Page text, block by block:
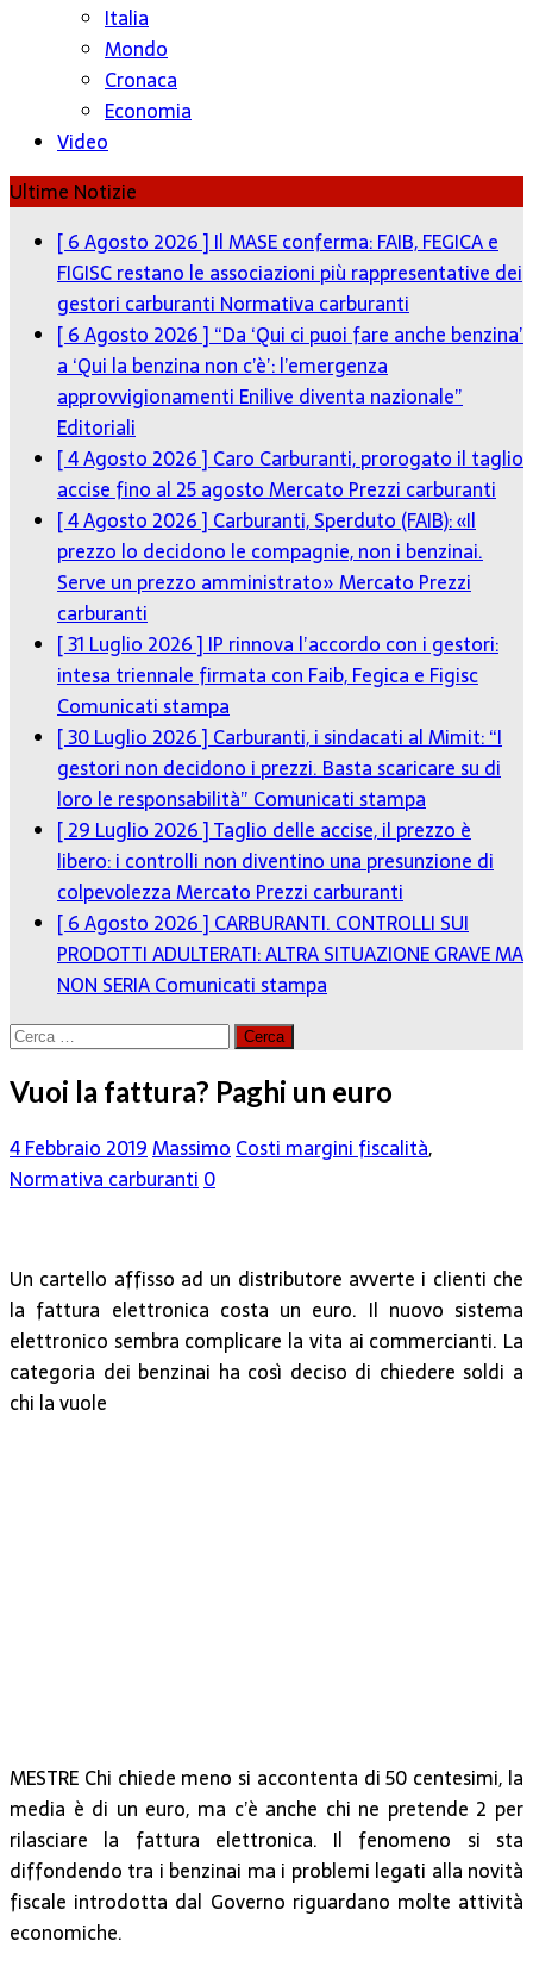
Italia
Mondo
Cronaca
Economia
Video
Ultime Notizie
[ 6 Agosto 2026 ]Il MASE conferma: FAIB, FEGICA e
FIGISC restano le associazioni più rappresentative dei
gestori carburantiNormativa carburanti
[ 6 Agosto 2026 ]“Da ‘Qui ci puoi fare anche benzina’
a ‘Qui la benzina non c’è’: l’emergenza
approvvigionamenti Enilive diventa nazionale”
Editoriali
[ 4 Agosto 2026 ]Caro Carburanti, prorogato il taglio
accise fino al 25 agostoMercato Prezzi carburanti
[ 4 Agosto 2026 ]Carburanti, Sperduto (FAIB): «Il
prezzo lo decidono le compagnie, non i benzinai.
Serve un prezzo amministrato»Mercato Prezzi
carburanti
[ 31 Luglio 2026 ]IP rinnova l’accordo con i gestori:
intesa triennale firmata con Faib, Fegica e Figisc
Comunicati stampa
[ 30 Luglio 2026 ]Carburanti, i sindacati al Mimit: “I
gestori non decidono i prezzi. Basta scaricare su di
loro le responsabilità”Comunicati stampa
[ 29 Luglio 2026 ]Taglio delle accise, il prezzo è
libero: i controlli non diventino una presunzione di
colpevolezzaMercato Prezzi carburanti
[ 6 Agosto 2026 ]CARBURANTI. CONTROLLI SUI
PRODOTTI ADULTERATI: ALTRA SITUAZIONE GRAVE MA
NON SERIAComunicati stampa
Ricerca
Vuoi la fattura? Paghi un euro
4 Febbraio 2019Massimo Costi margini fiscalità,
Normativa carburanti 0
Un cartello affisso ad un distributore avverte i clienti che
la fattura elettronica costa un euro. Il nuovo sistema
elettronico sembra complicare la vita ai commercianti. La
categoria dei benzinai ha così deciso di chiedere soldi a
chi la vuole
MESTRE Chi chiede meno si accontenta di 50 centesimi, la
media è di un euro, ma c’è anche chi ne pretende 2 per
rilasciare la fattura elettronica. Il fenomeno si sta
diffondendo tra i benzinai ma i problemi legati alla novità
fiscale introdotta dal Governo riguardano molte attività
economiche.